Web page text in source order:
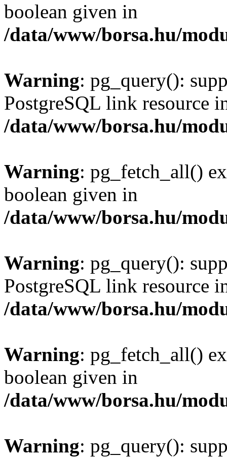
boolean given in
/data/www/borsa.hu/
Warning: pg_query():
PostgreSQL link resource
/data/www/borsa.hu/
Warning: pg_fetch_all()
boolean given in
/data/www/borsa.hu/
Warning: pg_query():
PostgreSQL link resource
/data/www/borsa.hu/
Warning: pg_fetch_all()
boolean given in
/data/www/borsa.hu/
Warning: pg_query():